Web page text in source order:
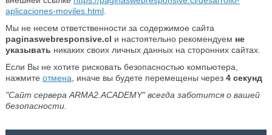
aplicaciones-moviles.html.
Мы не несем ответственности за содержимое сайта
paginaswebresponsive.cl и настоятельно рекомендуем не
указывать никаких своих личных данных на сторонних сайтах.
Если Вы не хотите рисковать безопасностью компьютера,
нажмите отмена , иначе вы будете перемещены через 4секунд
"Сайт сервера ARMA2.ACADEMY" всегда заботится о вашей
безопасности.